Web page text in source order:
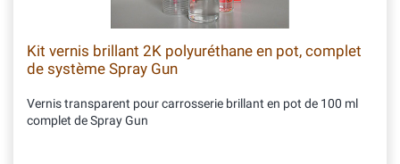
Kit vernis brillant 2K polyuréthane en pot, complet
de système Spray Gun
Vernis transparent pour carrosserie brillant en pot de 100 ml
complet de Spray Gun